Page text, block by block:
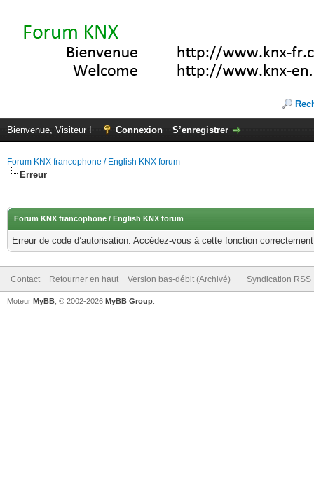
Bienvenue, Visiteur ! Connexion S’enregistrer
Forum KNX francophone / English KNX forum
Erreur
Forum KNX francophone / English KNX forum
Erreur de code d’autorisation. Accédez-vous à cette fonction
Contact Retourner en haut Version bas-débit (Archivé) Syndication RSS
Moteur MyBB , © 2002-2026 MyBB Group